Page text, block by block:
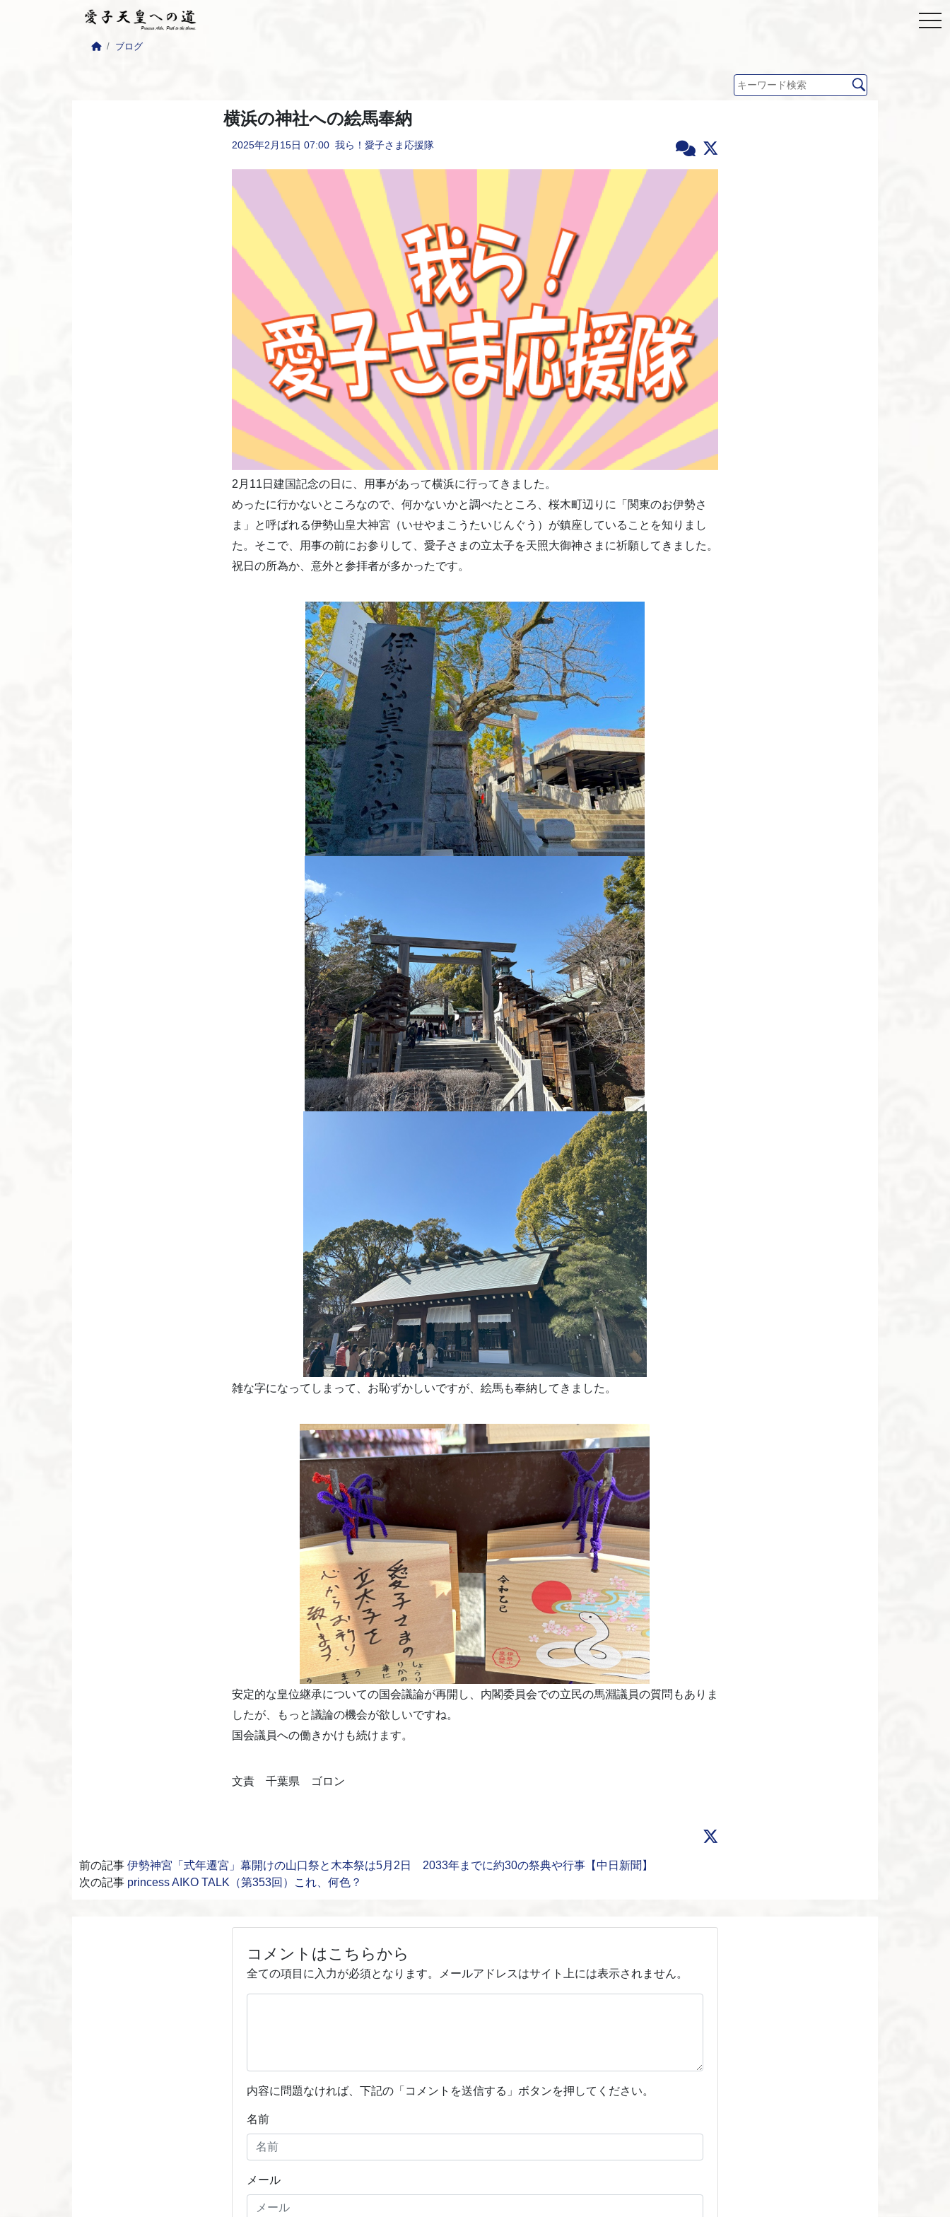
ブログ
横浜の神社への絵馬奉納
2025年2月15日 07:00 我ら！愛子さま応援隊
2月11日建国記念の日に、用事があって横浜に行ってきました。
めったに行かないところなので、何かないかと調べたところ、桜木町辺りに「関東のお伊勢さ
ま」と呼ばれる伊勢山皇大神宮（いせやまこうたいじんぐう）が鎮座していることを知りまし
た。そこで、用事の前にお参りして、愛子さまの立太子を天照大御神さまに祈願してきました。
祝日の所為か、意外と参拝者が多かったです。
雑な字になってしまって、お恥ずかしいですが、絵馬も奉納してきました。
安定的な皇位継承についての国会議論が再開し、内閣委員会での立民の馬淵議員の質問もありま
したが、もっと議論の機会が欲しいですね。
国会議員への働きかけも続けます。
文責 千葉県 ゴロン
前の記事 伊勢神宮「式年遷宮」幕開けの山口祭と木本祭は5月2日 2033年までに約30の祭典や行事【中日新聞】
次の記事 princess AIKO TALK（第353回）これ、何色？
コメントはこちらから
全ての項目に入力が必須となります。メールアドレスはサイト上には表示されません。
内容に問題なければ、下記の「コメントを送信する」ボタンを押してください。
名前
メール